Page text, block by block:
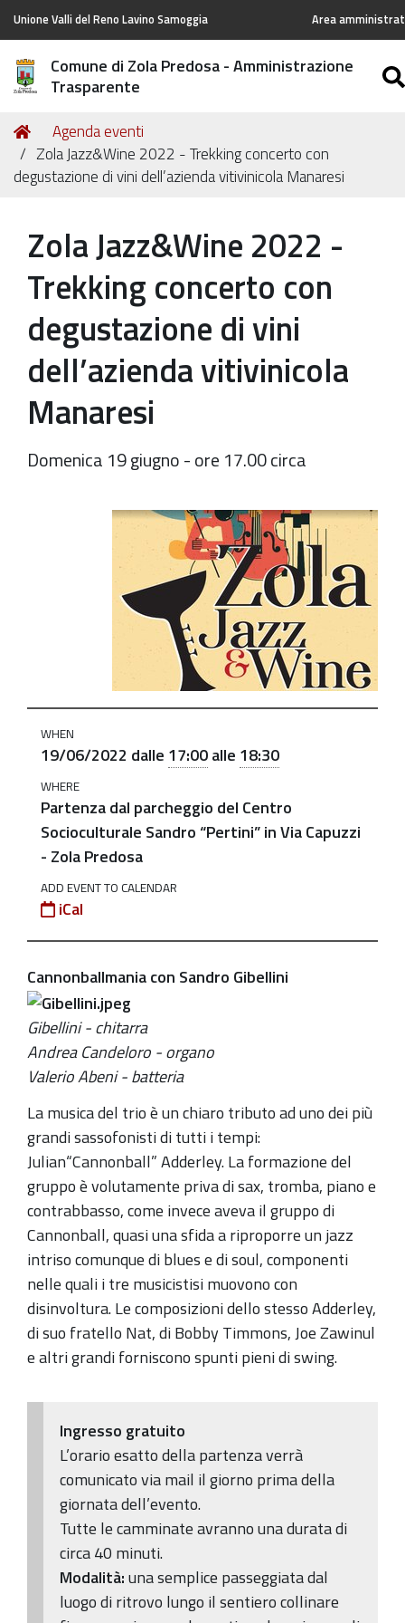
Unione Valli del Reno Lavino Samoggia Area
Comune di Zola Predosa - Amministrazione
Trasparente
Tu
sei
qui:
Home
Agenda eventi
Zola Jazz&Wine 2022 - Trekking concerto con
degustazione di vini dell’azienda vitivinicola Manaresi
Zola Jazz&Wine 2022 -
Trekking concerto con
degustazione di vini
dell’azienda vitivinicola
Manaresi
Domenica 19 giugno - ore 17.00 circa
https://old.comune.zolapredosa.bo.it/events/zola-
2022
Trekking
concerto
con
degustazione
vini
dell’azienda
vitivinicola
Manaresi
2022-
06-
19T17:00:00+02:00
2022-
19T18:30:00+02:00
Domenica
19
giugno
-
ore
17.00
circa
WHEN
19/06/2022 dalle 17:00alle 18:30
WHERE
Partenza dal parcheggio del Centro
Socioculturale Sandro “Pertini” in Via Capuzzi
- Zola Predosa
ADD EVENT TO CALENDAR
iCal
Cannonballmania con Sandro Gibellini
Gibellini - chitarra
Andrea Candeloro - organo
Valerio Abeni - batteria
La musica del trio è un chiaro tributo ad uno dei più
grandi sassofonisti di tutti i tempi:
Julian“Cannonball” Adderley. La formazione del
gruppo è volutamente priva di sax, tromba, piano e
contrabbasso, come invece aveva il gruppo di
Cannonball, quasi una sfida a riproporre un jazz
intriso comunque di blues e di soul, componenti
nelle quali i tre musicistisi muovono con
disinvoltura. Le composizioni dello stesso Adderley,
di suo fratello Nat, di Bobby Timmons, Joe Zawinul
e altri grandi forniscono spunti pieni di swing.
Ingresso gratuito
L’orario esatto della partenza verrà
comunicato via mail il giorno prima della
giornata dell’evento.
Tutte le camminate avranno una durata di
circa 40 minuti.
Modalità:una semplice passeggiata dal
luogo di ritrovo lungo il sentiero collinare